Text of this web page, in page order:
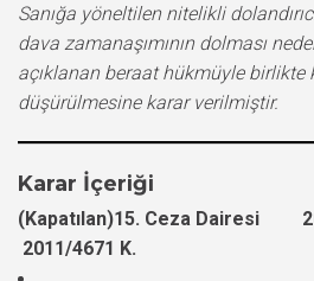
Sanığa yöneltilen nitelikli
dava zamanaşımının dolması
açıklanan beraat hükmüyle birlikte
düşürülmesine karar verilmiştir.
Karar İçeriği
(Kapatılan)15. Ceza Dairesi
2011/4671 K.